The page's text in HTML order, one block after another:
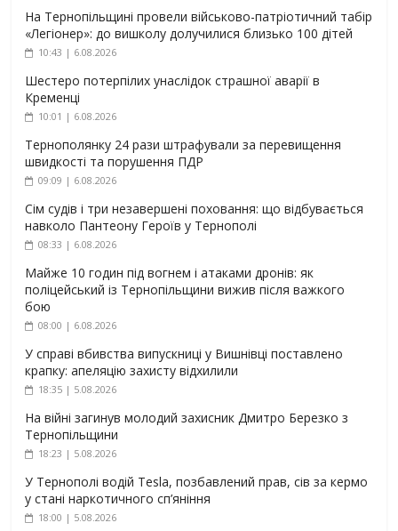
На Тернопільщині провели військово-патріотичний табір
«Легіонер»: до вишколу долучилися близько 100 дітей
10:43 | 6.08.2026
Шестеро потерпілих унаслідок страшної аварії в
Кременці
10:01 | 6.08.2026
Тернополянку 24 рази штрафували за перевищення
швидкості та порушення ПДР
09:09 | 6.08.2026
Сім судів і три незавершені поховання: що відбувається
навколо Пантеону Героїв у Тернополі
08:33 | 6.08.2026
Майже 10 годин під вогнем і атаками дронів: як
поліцейський із Тернопільщини вижив після важкого
бою
08:00 | 6.08.2026
У справі вбивства випускниці у Вишнівці поставлено
крапку: апеляцію захисту відхилили
18:35 | 5.08.2026
На війні загинув молодий захисник Дмитро Березко з
Тернопільщини
18:23 | 5.08.2026
У Тернополі водій Tesla, позбавлений прав, сів за кермо
у стані наркотичного сп’яніння
18:00 | 5.08.2026